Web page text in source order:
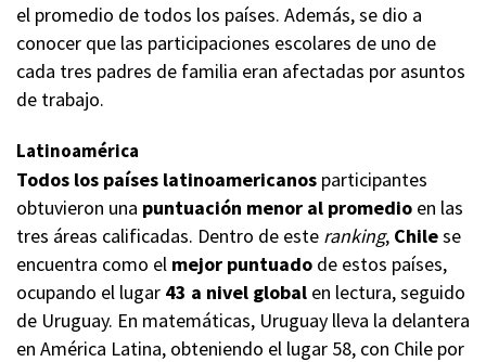
el promedio de todos los países. Además, se dio a
conocer que las participaciones escolares de uno de
cada tres padres de familia eran afectadas por asuntos
de trabajo.
Latinoamérica
Todos los países latinoamericanos participantes
obtuvieron una puntuación menor al promedio en las
tres áreas calificadas. Dentro de este ranking, Chilese
encuentra como el mejor puntuado de estos países,
ocupando el lugar 43 a nivel global en lectura, seguido
de Uruguay. En matemáticas, Uruguay lleva la delantera
en América Latina, obteniendo el lugar 58, con Chile por